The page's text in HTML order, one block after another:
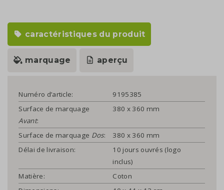
caractéristiques du produit
marquage aperçu
Numéro d’article:
9195385
Surface de marquage
Avant:
380 x 360 mm
Surface de marquage Dos:
380 x 360 mm
Délai de livraison:
10 jours ouvrés (logo
inclus)
Matière:
Coton